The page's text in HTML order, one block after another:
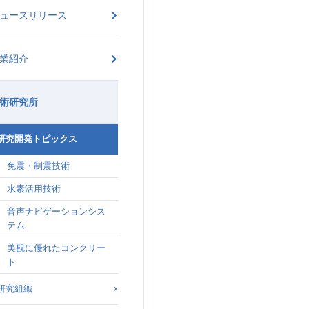
ースリリース
紹介
研究所
究開発トピックス
免震・制震技術
水素活用技術
音声ナビゲーションシス
テム
美観に優れたコンクリー
ト
究組織